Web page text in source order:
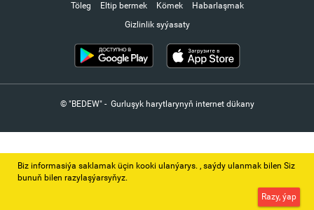
Töleg Eltip bermek Kömek
Habarlaşmak
Gizlinlik syýasaty
© "BEDEW" - Gurluşyk harytlarynyň internet dükany
Biz informasiýa saklamak üçin kooki ulanýarys. ‚ saýdy ulanmak bilen Siz
bunuň bilen razylaşýarsyňyz.
Razy, ýap